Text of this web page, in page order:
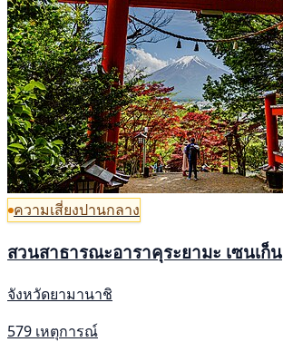
ความเสี่ยงปานกลาง
สวนสาธารณะอาราคุระยามะ เซนเก็น
จังหวัดยามานาชิ
579 เหตุการณ์